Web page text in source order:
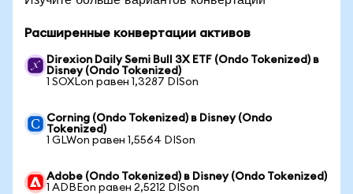
Расширенные конвертации активов
Direxion Daily Semi Bull 3X ETF (Ondo Tokenized) в
Disney (Ondo Tokenized)
1 SOXLon равен 1,3287 DISon
Corning (Ondo Tokenized) в Disney (Ondo
Tokenized)
1 GLWon равен 1,5564 DISon
Adobe (Ondo Tokenized) в Disney (Ondo Tokenized)
1 ADBEon равен 2,5212 DISon